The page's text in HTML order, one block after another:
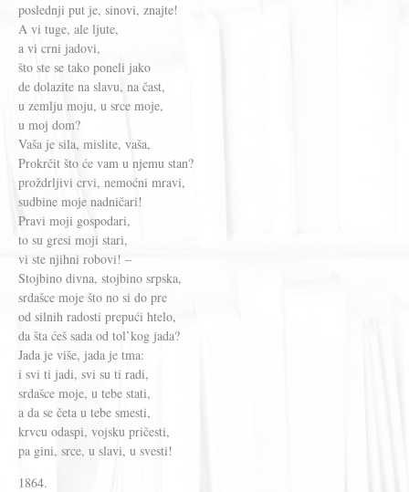
poslednji put je, sinovi, znajte!
A vi tuge, ale ljute,
a vi crni jadovi,
što ste se tako poneli jako
de dolazite na slavu, na čast,
u zemlju moju, u srce moje,
u moj dom?
Vaša je sila, mislite, vaša,
Prokrčit što će vam u njemu stan?
proždrljivi crvi, nemoćni mravi,
sudbine moje nadničari!
Pravi moji gospodari,
to su gresi moji stari,
vi ste njihni robovi! –
Stojbino divna, stojbino srpska,
srdašce moje što no si do pre
od silnih radosti prepući htelo,
da šta ćeš sada od tol’kog jada?
Jada je više, jada je tma:
i svi ti jadi, svi su ti radi,
srdašce moje, u tebe stati,
a da se četa u tebe smesti,
krvcu odaspi, vojsku pričesti,
pa gini, srce, u slavi, u svesti!
1864.